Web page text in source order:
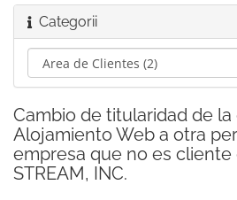
Categorii
Cambio de titularidad de
Alojamiento Web a otra
empresa que no es cliente
STREAM, INC.